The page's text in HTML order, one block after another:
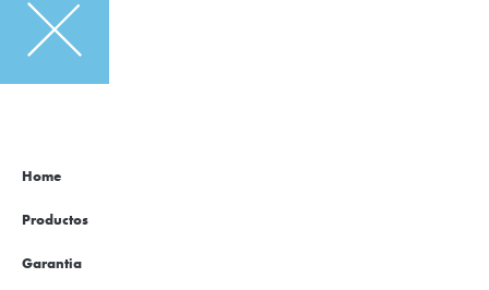
Home
Productos
Garantia